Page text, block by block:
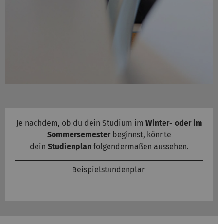
Je nachdem, ob du dein Studium im Winter- oder im
Sommersemesterbeginnst, könnte
dein Studienplanfolgendermaßen aussehen.
Beispielstundenplan